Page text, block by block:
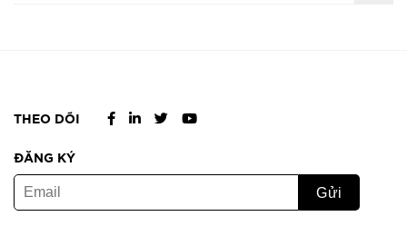
THEO DÕI
ĐĂNG KÝ